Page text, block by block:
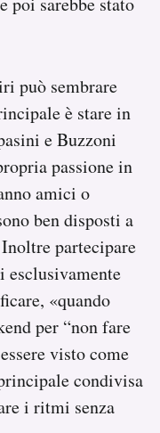
può sembrare
è stare in
e Buzzoni
passione in
amici o
ben disposti a
partecipare
esclusivamente
«quando
per “non fare
visto come
condivisa
i ritmi senza